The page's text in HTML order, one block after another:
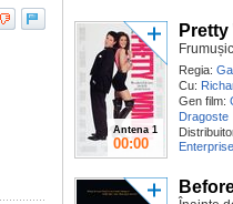
Antena 1
00:00
Pretty
Regia:
Cu:
Gen film:
Dragoste